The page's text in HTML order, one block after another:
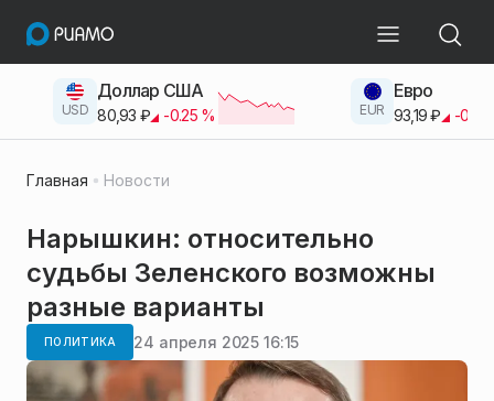
USD
Доллар США
80,93 ₽ -0.25% EUR
Евро
93,19 ₽ -0.42
Главная Новости
Нарышкин: относительно
судьбы Зеленского возможны
разные варианты
ПОЛИТИКА 24 апреля 2025 16:15